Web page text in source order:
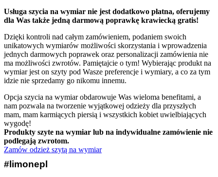
Usługa szycia na wymiar nie jest dodatkowo płatna, oferujemy
dla Was także jedną darmową poprawkę krawiecką gratis!
Dzięki kontroli nad całym zamówieniem, podaniem swoich
unikatowych wymiarów możliwości skorzystania i wprowadzenia
jednych darmowych poprawek oraz personalizacji zamówienia nie
ma możliwości zwrotów. Pamiętajcie o tym! Wybierając produkt na
wymiar jest on szyty pod Wasze preferencje i wymiary, a co za tym
idzie nie sprzedamy go nikomu innemu.
Opcja szycia na wymiar obdarowuje Was wieloma benefitami, a
nam pozwala na tworzenie wyjątkowej odzieży dla przyszłych
mam, mam karmiących piersią i wszystkich kobiet uwielbiających
wygodę!
Produkty szyte na wymiar lub na indywidualne zamówienie nie
podlegają zwrotom.
Zamów odzież szytą na wymiar
#limonepl